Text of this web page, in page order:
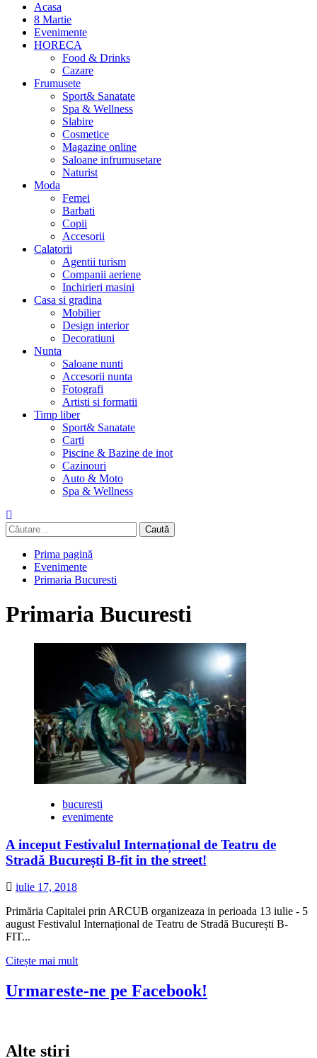
Acasa
8 Martie
Evenimente
HORECA
Food & Drinks
Cazare
Frumusete
Sport& Sanatate
Spa & Wellness
Slabire
Cosmetice
Magazine online
Saloane infrumusetare
Naturist
Moda
Femei
Barbati
Copii
Accesorii
Calatorii
Agentii turism
Companii aeriene
Inchirieri masini
Casa si gradina
Mobilier
Design interior
Decoratiuni
Nunta
Saloane nunti
Accesorii nunta
Fotografi
Artisti si formatii
Timp liber
Sport& Sanatate
Carti
Piscine & Bazine de inot
Cazinouri
Auto & Moto
Spa & Wellness
Caută
după:
Prima pagină
Evenimente
Primaria Bucuresti
Primaria Bucuresti
bucuresti
evenimente
A inceput Festivalul Internațional de Teatru de
Stradă București B-fit in the street!
iulie 17, 2018
Primăria Capitalei prin ARCUB organizeaza in perioada 13 iulie - 5
august Festivalul Internațional de Teatru de Stradă București B-
FIT...
Citește mai multCitește
despre
Urmareste-ne pe Facebook!
Alte stiri